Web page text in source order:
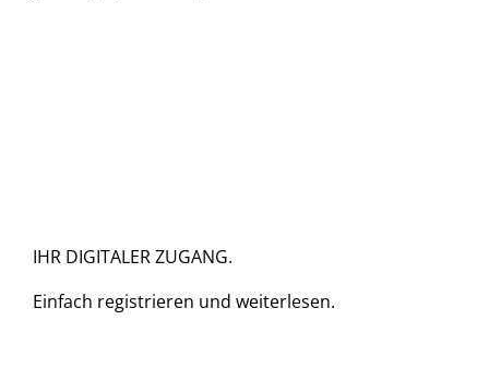
IHR DIGITALER ZUGANG.
Einfach registrieren und weiterlesen.